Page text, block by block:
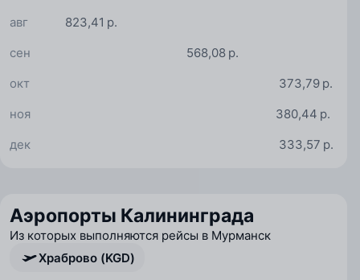
823,41 р.
авг
568,08 р.
сен
373,79 р.
окт
380,44 р.
ноя
333,57 р.
дек
Аэропорты Калининграда
Из которых выполняются рейсы в Мурманск
Храброво (KGD)